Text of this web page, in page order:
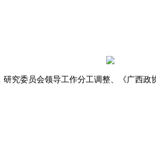
究委员会领导工作分工调整、《广西